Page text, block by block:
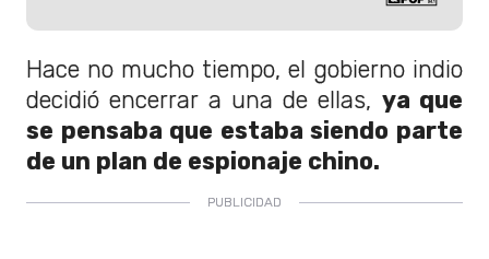
Hace no mucho tiempo, el gobierno indio
decidió encerrar a una de ellas, ya que
se pensaba que estaba siendo parte
de un plan de espionaje chino.